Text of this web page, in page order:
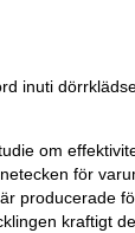
inuti
om
för
producerade
kraftigt